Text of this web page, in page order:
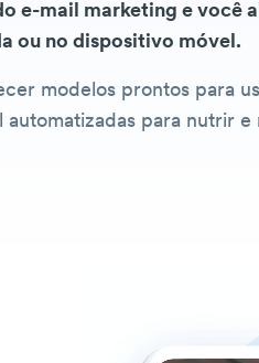
e-mail marketing e você
ou no dispositivo móvel.
modelos prontos para
para nutrir e